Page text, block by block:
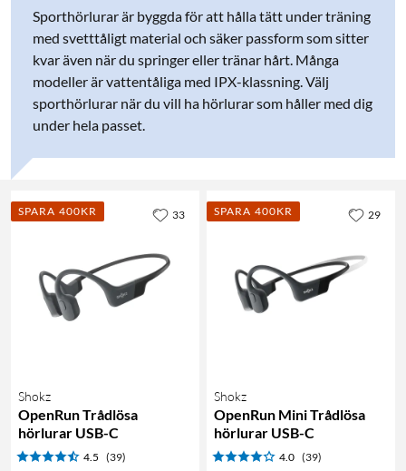
Sporthörlurar är byggda för att hålla tätt under träning
med svetttåligt material och säker passform som sitter
kvar även när du springer eller tränar hårt. Många
modeller är vattentåliga med IPX-klassning. Välj
sporthörlurar när du vill ha hörlurar som håller med dig
under hela passet.
SPARA 400KR
Shokz
OpenRun Trådlösa
hörlurar USB-C
4.5 (39)
33 SPARA 400KR
Shokz
OpenRun Mini Trådlösa
hörlurar USB-C
4.0 (39)
29